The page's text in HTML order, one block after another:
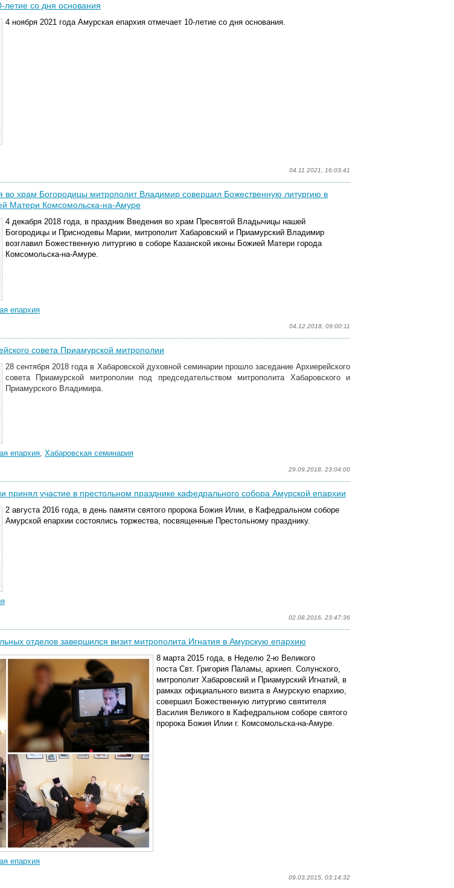
летие со дня основания
4 ноября 2021 года Амурская епархия отмечает 10-летие со дня основания.
04.11.2021, 16:03:41
во храм Богородицы митрополит Владимир совершил Божественную литургию в
Матери Комсомольска-на-Амуре
4 декабря 2018 года, в праздник Введения во храм Пресвятой Владычицы нашей
Богородицы и Приснодевы Марии, митрополит Хабаровский и Приамурский Владимир
возглавил Божественную литургию в соборе Казанской иконы Божией Матери города
Комсомольска-на-Амуре.
епархия
04.12.2018, 09:00:11
совета Приамурской митрополии
28 сентября 2018 года в Хабаровской духовной семинарии прошло заседание Архиерейского
совета Приамурской митрополии под председательством митрополита Хабаровского и
Приамурского Владимира.
епархия, Хабаровская семинария
29.09.2018, 23:04:00
принял участие в престольном празднике кафедрального собора Амурской епархии
2 августа 2016 года, в день памяти святого пророка Божия Илии, в Кафедральном соборе
Амурской епархии состоялись торжества, посвященные Престольному празднику.
02.08.2016, 23:47:36
отделов завершился визит митрополита Игнатия в Амурскую епархию
8 марта 2015 года, в Неделю 2-ю Великого
поста Свт. Григория Паламы, архиеп. Солунского,
митрополит Хабаровский и Приамурский Игнатий, в
рамках официального визита в Амурскую епархию,
совершил Божественную литургию святителя
Василия Великого в Кафедральном соборе святого
пророка Божия Илии г. Комсомольска-на-Амуре.
епархия
09.03.2015, 03:14:32